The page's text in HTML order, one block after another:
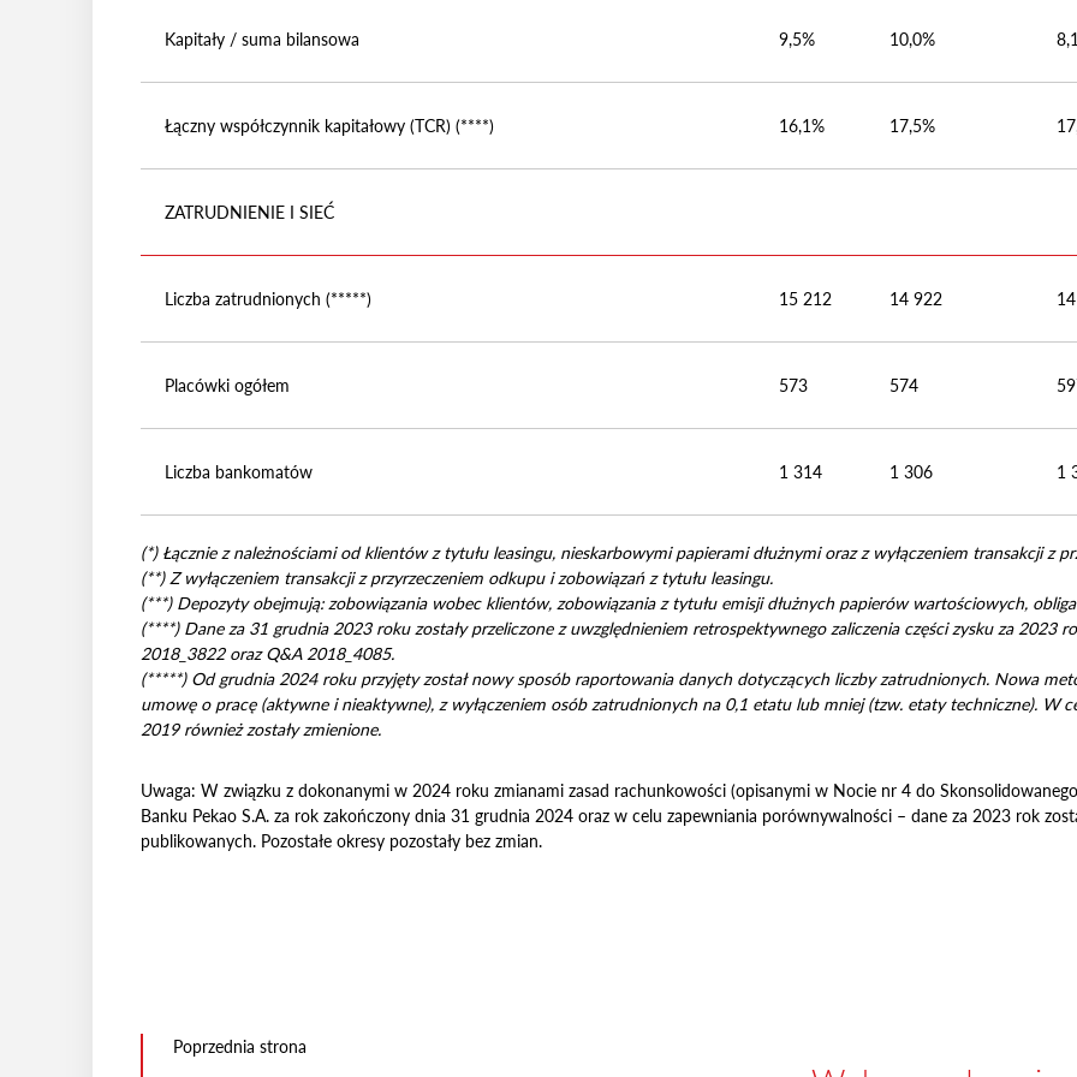
Kapitały / suma bilansowa 9,5% 10,0%
Łączny współczynnik kapitałowy (TCR) (****) 16,1% 17,5%
ZATRUDNIENIE I SIEĆ
Liczba zatrudnionych (*****) 15 212 14 922
Placówki ogółem 573 574
Liczba bankomatów 1 314 1 306 1
(*) Łącznie z należnościami od klientów z tytułu leasingu, nieskarbowymi papierami dłużnymi oraz z wyłączeniem transakcji z
(**) Z wyłączeniem transakcji z przyrzeczeniem odkupu i zobowiązań z tytułu leasingu.
(***) Depozyty obejmują: zobowiązania wobec klientów, zobowiązania z tytułu emisji dłużnych papierów wartościowych,
(****) Dane za 31 grudnia 2023 roku zostały przeliczone z uwzględnieniem retrospektywnego zaliczenia części zysku za 2023
2018_3822 oraz Q&A 2018_4085.
(*****) Od grudnia 2024 roku przyjęty został nowy sposób raportowania danych dotyczących liczby zatrudnionych. Nowa
umowę o pracę (aktywne i nieaktywne), z wyłączeniem osób zatrudnionych na 0,1 etatu lub mniej (tzw. etaty techniczne). W
2019 również zostały zmienione.
Uwaga: W związku z dokonanymi w 2024 roku zmianami zasad rachunkowości (opisanymi w Nocie nr 4 do
Banku Pekao S.A. za rok zakończony dnia 31 grudnia 2024 oraz w celu zapewniania porównywalności – dane za 2023 rok
publikowanych. Pozostałe okresy pozostały bez zmian.
Poprzednia strona